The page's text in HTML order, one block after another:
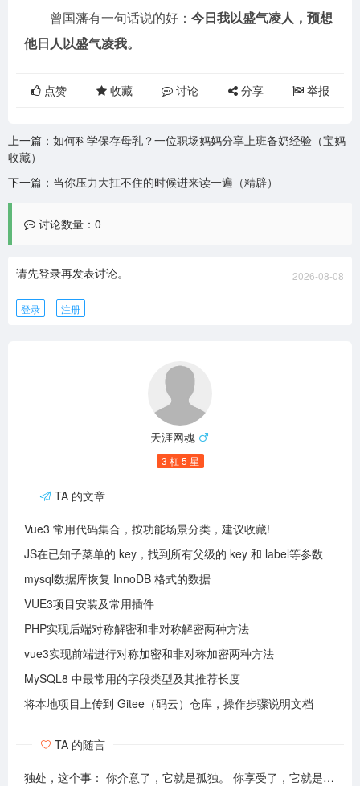
曾国藩有一句话说的好： 今日我以盛气凌人，预想
他日人以盛气凌我。
点赞 收藏 讨论 分享 举报
上一篇： 如何科学保存母乳？一位职场妈妈分享上班备奶经验（宝妈
收藏）
下一篇： 当你压力大扛不住的时候进来读一遍（精辟）
讨论数量：0
请先登录再发表讨论。 2026-08-08
登录 注册
天涯网魂
3 杠 5 星
TA 的文章
Vue3 常用代码集合，按功能场景分类，建议收藏!
JS在已知子菜单的 key，找到所有父级的 key 和 label等参数
mysql数据库恢复 InnoDB 格式的数据
VUE3项目安装及常用插件
PHP实现后端对称解密和非对称解密两种方法
vue3实现前端进行对称加密和非对称加密两种方法
MySQL8 中最常用的字段类型及其推荐长度
将本地项目上传到 Gitee（码云）仓库，操作步骤说明文档
TA 的随言
独处，这个事： 你介意了，它就是孤独。 你享受了，它就是自由。